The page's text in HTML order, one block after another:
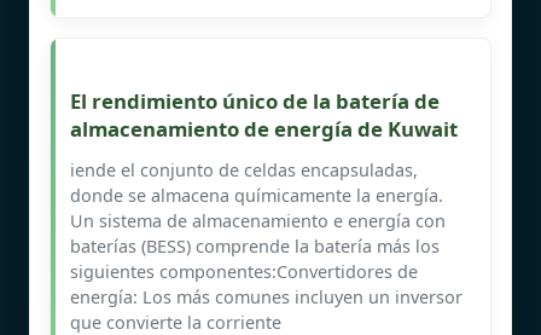
El rendimiento único de la batería de
almacenamiento de energía de Kuwait
iende el conjunto de celdas encapsuladas,
donde se almacena químicamente la energía.
Un sistema de almacenamiento e energía con
baterías (BESS) comprende la batería más los
siguientes componentes:Convertidores de
energía: Los más comunes incluyen un inversor
que convierte la corriente